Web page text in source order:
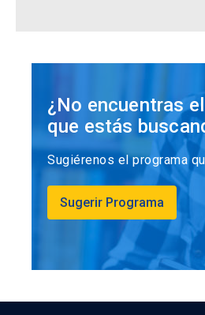
¿No encuentras
que estás
Sugiérenos el programa
Sugerir Programa